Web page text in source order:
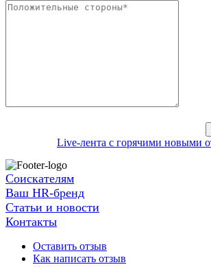
Live-лента с горячими новыми
Соискателям
Ваш HR-бренд
Статьи и новости
Контакты
Оставить отзыв
Как написать отзыв